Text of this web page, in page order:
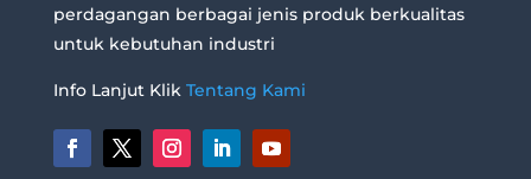
perdagangan berbagai jenis produk berkualitas
untuk kebutuhan industri
Info Lanjut Klik Tentang Kami